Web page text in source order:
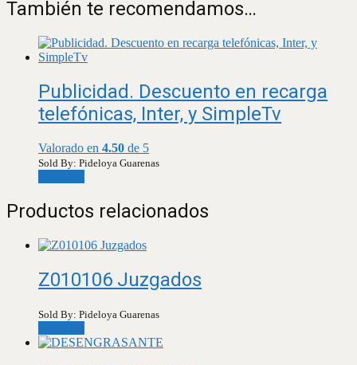
También te recomendamos…
Publicidad. Descuento en recarga
telefónicas, Inter, y SimpleTv
Valorado en 4.50 de 5
Sold By: Pideloya Guarenas
Productos relacionados
Z010106 Juzgados
Sold By: Pideloya Guarenas